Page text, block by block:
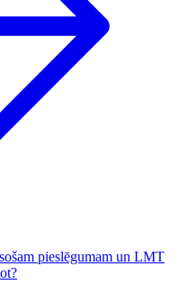
pieslēgumam un LMT